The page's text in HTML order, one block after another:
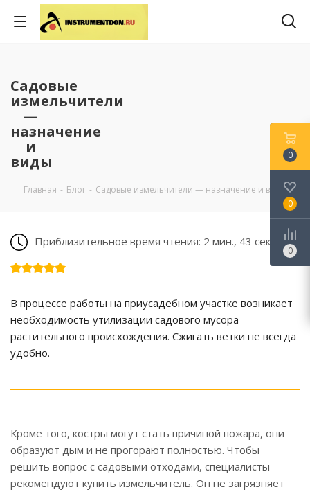
Садовые
измельчители
—
назначение
и
виды
Главная - Блог - Садовые измельчители — назначение и виды
Приблизительное время чтения: 2 мин., 43 сек.
В процессе работы на приусадебном участке возникает
необходимость утилизации садового мусора
растительного происхождения. Сжигать ветки не всегда
удобно.
Кроме того, костры могут стать причиной пожара, они
образуют дым и не прогорают полностью. Чтобы
решить вопрос с садовыми отходами, специалисты
рекомендуют купить измельчитель. Он не загрязняет
0
0
0